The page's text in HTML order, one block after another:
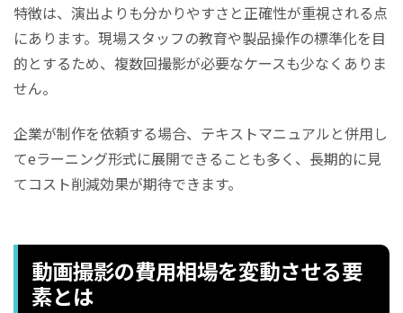
特徴は、演出よりも分かりやすさと正確性が重視される点
にあります。現場スタッフの教育や製品操作の標準化を目
的とするため、複数回撮影が必要なケースも少なくありま
せん。
企業が制作を依頼する場合、テキストマニュアルと併用し
てeラーニング形式に展開できることも多く、長期的に見
てコスト削減効果が期待できます。
動画撮影の費用相場を変動させる要
素とは